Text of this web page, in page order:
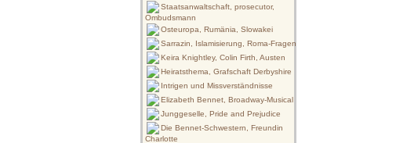
Staatsanwaltschaft, prosecutor,
Ombudsmann
Osteuropa, Rumänia, Slowakei
Sarrazin, Islamisierung, Roma-Fragen
Keira Knightley, Colin Firth, Austen
Heiratsthema, Grafschaft Derbyshire
Intrigen und Missverständnisse
Elizabeth Bennet, Broadway-Musical
Junggeselle, Pride and Prejudice
Die Bennet-Schwestern, Freundin
Charlotte